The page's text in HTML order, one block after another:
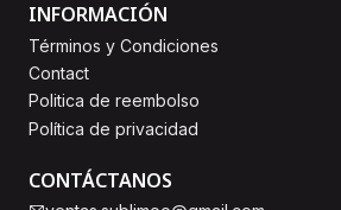
INFORMACIÓN
Términos y Condiciones
Contact
Politica de reembolso
Política de privacidad
CONTÁCTANOS